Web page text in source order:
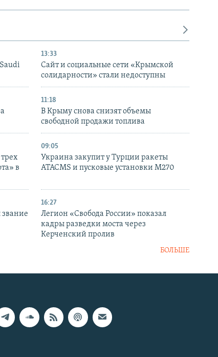
13:33
Сайт и социальные сети «Крымской
солидарности» стали недоступны
11:18
В Крыму снова снизят объемы
свободной продажи топлива
в
09:05
Украина закупит у Турции ракеты
ATACMS и пусковые установки M270
16:27
Легион «Свобода России» показал
кадры разведки моста через
Керченский пролив
БОЛЬШЕ